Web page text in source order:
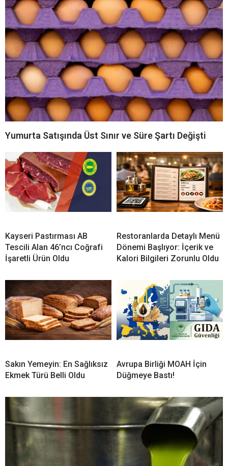
Yumurta Satışında Üst Sınır ve Süre Şartı Değişti
Kayseri Pastırması AB
Tescili Alan 46’ncı Coğrafi
İşaretli Ürün Oldu
Restoranlarda Detaylı Menü
Dönemi Başlıyor: İçerik ve
Kalori Bilgileri Zorunlu Oldu
Sakın Yemeyin: En Sağlıksız
Ekmek Türü Belli Oldu
Avrupa Birliği MOAH İçin
Düğmeye Bastı!